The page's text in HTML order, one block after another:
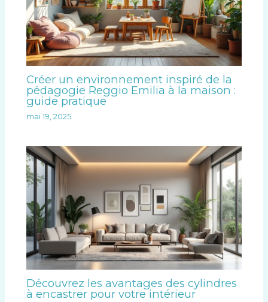
Créer un environnement inspiré de la
pédagogie Reggio Emilia à la maison :
guide pratique
mai 19, 2025
Découvrez les avantages des cylindres
à encastrer pour votre intérieur